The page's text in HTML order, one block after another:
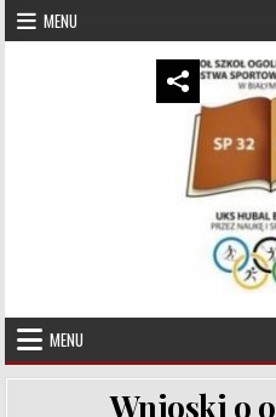
Skip to content
MENU
UKS Hubal
MENU
Wnioski o